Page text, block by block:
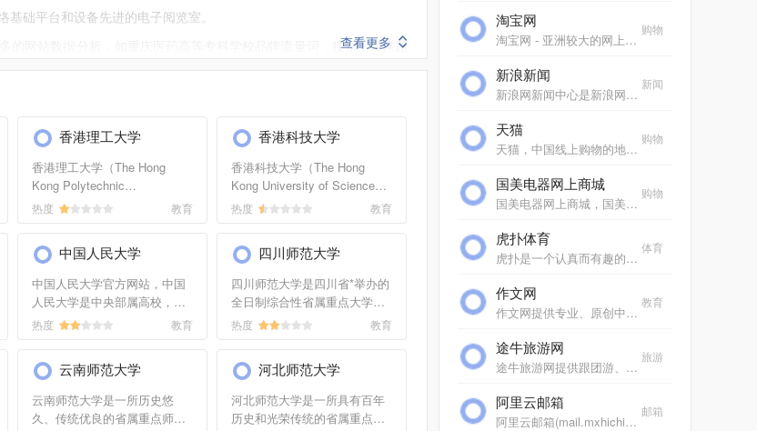
础平台和设备先进的电子阅览室。
多的网站数据分析，如重庆医药高等专科学校品牌流量词，搜索引擎来路
高等专科学校的站长进行洽谈沟通。
查看更多
香港理工大学
香港理工大学（The Hong
Kong Polytechnic
University），简称理大，是一
年，为香港历史悠久的大学之
一，是香港8所受政...
热度 教育
香港科技大学
香港科技大学（The Hong
Kong University of Science
and Technology），简称香港
认证成员、环太平洋大学联盟
（APRU）...
热度 教育
中国人民大学
中国人民大学官方网站，中国
人民大学是中央部属高校，一
所以人文社会科学为主，兼有
家“211工程”和“985工程”重点...
热度 教育
四川师范大学
四川师范大学是四川省*举办的
全日制综合性省属重点大学，
是四川省举办师范类本科专业
市，校园面积3300余亩。现...
热度 教育
云南师范大学
云南师范大学是一所历史悠
久、传统优良的省属重点师范
河北师范大学
河北师范大学是一所具有百年
历史和光荣传统的省属重点大
淘宝网
淘宝网 - 亚洲较大的网上交易平台，提供各类服饰、美容、家居、数码、话费/点卡充值… 数亿优质商品，同时提供担保交易(先收货后付款)等安全交易保障服务，并由商家提供退货...
购物
新浪新闻
新浪网新闻中心是新浪网重要的频道之一，24小时滚动报道国内、国际及社会新闻。每日编发新闻数以万计。
新闻
天猫
天猫，中国线上购物的地标网站，亚洲超大的综合性购物平台，拥有10万多品牌商家。每日发布大量国内外商品！正品网购，上天猫！天猫千万大牌正品,品类全，一站购，支付安全，...
购物
国美电器网上商城
国美电器网上商城，国美电器唯一官方网上商城，中国领先的专业家电网购平台。全球品牌电视、洗衣机、电脑、手机、数码、空调、电脑配件、生活电器、网络产品等正品行货，更...
购物
虎扑体育
虎扑是一个认真而有趣的社区，每天有众多jrs在虎扑分享自己对篮球、足球、游戏电竞、运动装备、影视、汽车、数码、情感等一切人和事的见解，热闹、真实、有温度。
体育
作文网
作文网提供专业、原创中小学生作文，包括中考满分作文、高考满分作文、零分作文、优秀作文大全、作文素材、作文辅导、英语作文等，欢迎踊跃投稿。
教育
途牛旅游网
途牛旅游网提供跟团游、自助游、邮轮旅游、自驾游、定制游以及景点门票预订、机票预订、火车票预订服务,还有牛人专线、首付出发旅游等品质高端、价格实惠的旅游路线.全年有...
旅游
阿里云邮箱
阿里云邮箱(mail.mxhichina.com)是专业云端邮箱,安全稳定,全球畅通。支持3g超大附件,垃圾邮件拦截率超过99%,阿里云邮邮件客户端,手机邮箱,支持安卓、ios邮箱收发服务,支持代收163邮箱,邮箱,gmail,hotmail,雅虎邮箱,139邮箱、新浪邮箱等。
邮箱